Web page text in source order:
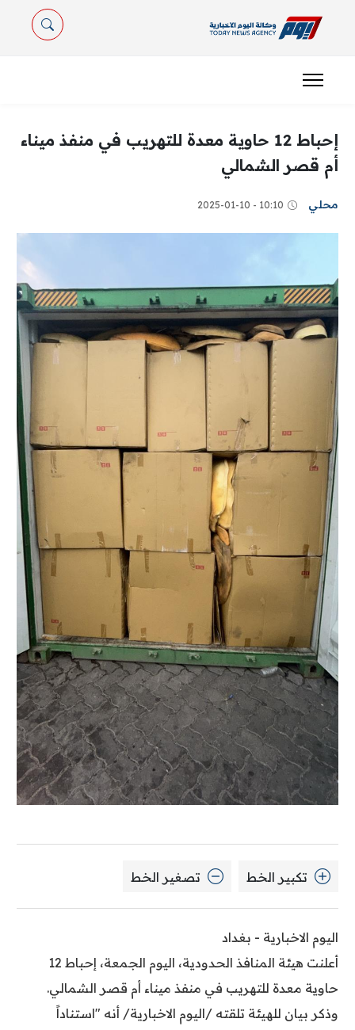
إحباط 12 حاوية معدة للتهريب في منفذ ميناء
أم قصر الشمالي
محلي 10:10 - 2025-01-10
تكبير الخط تصغير الخط
اليوم الاخبارية - بغداد
أعلنت هيئة المنافذ الحدودية، اليوم الجمعة، إحباط 12
حاوية معدة للتهريب في منفذ ميناء أم قصر الشمالي.
وذكر بيان للهيئة تلقته /اليوم الاخبارية/ أنه "استناداً